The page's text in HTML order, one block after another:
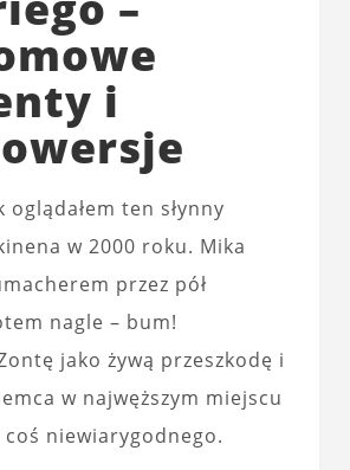
i
oglądałem ten słynny
w 2000 roku. Mika
przez pół
nagle – bum!
jako żywą przeszkodę i
w najwęższym miejscu
coś niewiarygodnego.